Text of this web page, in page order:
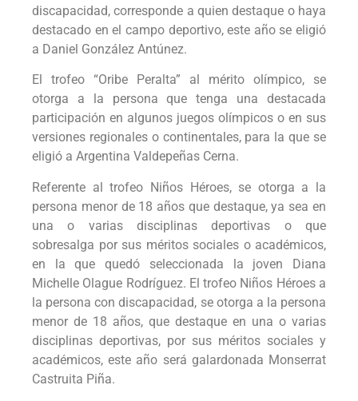
discapacidad, corresponde a quien destaque o haya
destacado en el campo deportivo, este año se eligió
a Daniel González Antúnez.
El trofeo “Oribe Peralta” al mérito olímpico, se
otorga a la persona que tenga una destacada
participación en algunos juegos olímpicos o en sus
versiones regionales o continentales, para la que se
eligió a Argentina Valdepeñas Cerna.
Referente al trofeo Niños Héroes, se otorga a la
persona menor de 18 años que destaque, ya sea en
una o varias disciplinas deportivas o que
sobresalga por sus méritos sociales o académicos,
en la que quedó seleccionada la joven Diana
Michelle Olague Rodríguez. El trofeo Niños Héroes a
la persona con discapacidad, se otorga a la persona
menor de 18 años, que destaque en una o varias
disciplinas deportivas, por sus méritos sociales y
académicos, este año será galardonada Monserrat
Castruita Piña.